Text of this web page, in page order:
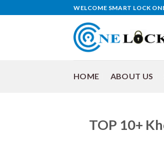
to
WELCOME SMART LOCK
HOME ABOUT US
TOP 10+